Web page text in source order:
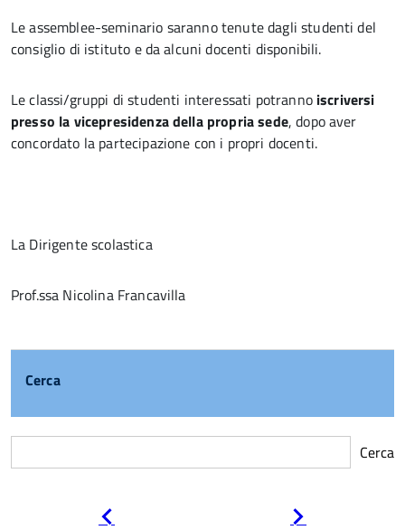
Le assemblee-seminario saranno tenute dagli studenti del
consiglio di istituto e da alcuni docenti disponibili.
Le classi/gruppi di studenti interessati potranno iscriversi
presso la vicepresidenza della propria sede, dopo aver
concordato la partecipazione con i propri docenti.
La Dirigente scolastica
Prof.ssa Nicolina Francavilla
Cerca
Cerca